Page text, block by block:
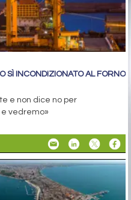
SÌ INCONDIZIONATO AL FORNO
e non dice no per
vedremo»